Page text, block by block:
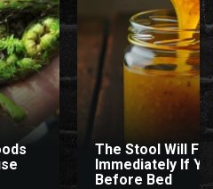
The Stool Will Fly
Immediately If
Before Bed